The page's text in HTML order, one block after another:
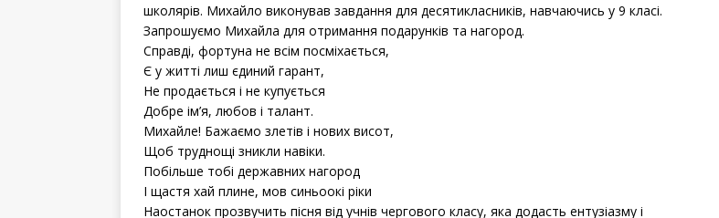
школярів. Михайло виконував завдання для десятикласників, навчаючись у 9 класі.
Запрошуємо Михайла для отримання подарунків та нагород.
Справді, фортуна не всім посміхається,
Є у житті лиш єдиний гарант,
Не продається і не купується
Добре ім’я, любов і талант.
Михайле! Бажаємо злетів і нових висот,
Щоб труднощі зникли навіки.
Побільше тобі державних нагород
І щастя хай плине, мов синьоокі ріки
Наостанок прозвучить пісня від учнів чергового класу, яка додасть ентузіазму і